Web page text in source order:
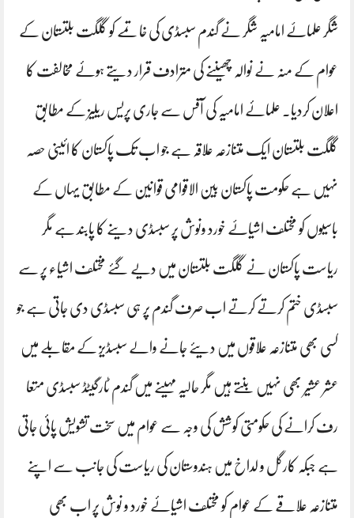
شگر علماۓ امامیہ شگر نے گندم سبسڈی کی خاتمے کو گلگت بلتستان کے
عوام کے منہ نے نوالہ چھیننے کی مترادف قرار دیتے ہوئے مخالفت کا
اعلان کردیا۔ علمائے امامیہ کی آفس سے جاری پریس ریلیز کے مطابق
گلگت بلتستان ایک متنازعہ علاقہ ہے جو اب تک پاکستان کا ائینی حصہ
نہیں ہے حکومت پاکستان بین الاقوامی قوانین کے مطابق یہاں کے
باسیوں کو مختلف اشیاۓ خورد ونوش پر سبسڈی دینے کا پابند ہے مگر
ریاست پاکستان نے گلگت بلتستان میں دیے گئے مختلف اشیاء پر سے
سبسڈی ختم کرتے کرتے اب صرف گندم پر ہی سبسڈی دی جاتی ہے جو
کسی بھی متنازعہ علاقوں میں دیئے جانے والے سبسڈیز کے مقابلے میں
عشر عشیر بھی نہیں بنتے ہیں مگر حالیہ مہینے میں گندم ٹارگیٹڈ سبسڈی متعا
رف کرانے کی حکومتی کوشش کی وجہ سے عوام میں سخت تشویش پائی جاتی
ہے جبکہ کارگل و لداخ میں ہندوستان کی ریاست کی جانب سے اپنے
متنازعہ علاقے کے عوام کو مختلف اشیائے خورد و نوش پر اب بھی